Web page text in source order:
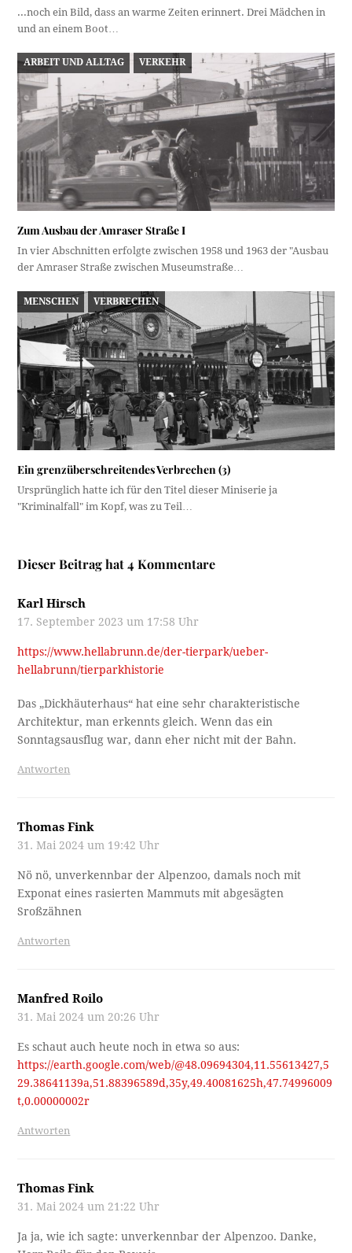
...noch ein Bild, dass an warme Zeiten erinnert. Drei Mädchen in
und an einem Boot…
ARBEIT UND ALLTAG VERKEHR
Zum Ausbau der Amraser Straße I
In vier Abschnitten erfolgte zwischen 1958 und 1963 der "Ausbau
der Amraser Straße zwischen Museumstraße…
MENSCHEN VERBRECHEN
Ein grenzüberschreitendes Verbrechen (3)
Ursprünglich hatte ich für den Titel dieser Miniserie ja
"Kriminalfall" im Kopf, was zu Teil…
Dieser Beitrag hat 4 Kommentare
Karl Hirsch
17. September 2023 um 17:58 Uhr
https://www.hellabrunn.de/der-tierpark/ueber-
hellabrunn/tierparkhistorie
Das „Dickhäuterhaus“ hat eine sehr charakteristische
Architektur, man erkennts gleich. Wenn das ein
Sonntagsausflug war, dann eher nicht mit der Bahn.
Antworten
Thomas Fink
31. Mai 2024 um 19:42 Uhr
Nö nö, unverkennbar der Alpenzoo, damals noch mit
Exponat eines rasierten Mammuts mit abgesägten
Sroßzähnen
Antworten
Manfred Roilo
31. Mai 2024 um 20:26 Uhr
Es schaut auch heute noch in etwa so aus:
https://earth.google.com/web/@48.09694304,11.55613427,5
29.38641139a,51.88396589d,35y,49.40081625h,47.74996009
t,0.00000002r
Antworten
Thomas Fink
31. Mai 2024 um 21:22 Uhr
Ja ja, wie ich sagte: unverkennbar der Alpenzoo. Danke,